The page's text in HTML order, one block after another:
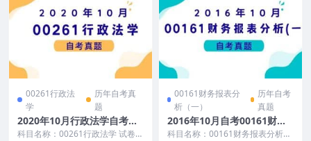
00261行政法
学
历年自考真
题
2020年10月行政法学自考真
题及答案
科目名称：00261行政法学 试卷全
00161财务报表分
析（一）
历年自考
真题
2016年10月自考00161财务
报表分析(一)真题及答案
科目名称：00161财务报表分析